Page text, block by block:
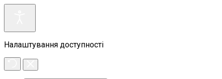
Налаштування доступності